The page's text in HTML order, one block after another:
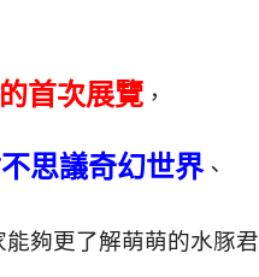
首次展覽，
思議奇幻世界、
能夠更了解萌萌的水豚君